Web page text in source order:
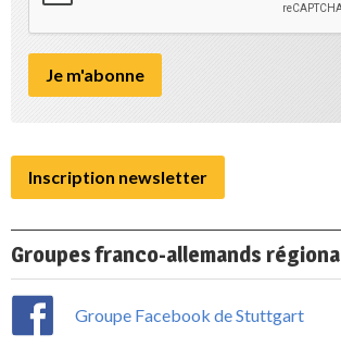
Inscription newsletter
Groupes franco-allemands
Groupe Facebook de Stuttgart